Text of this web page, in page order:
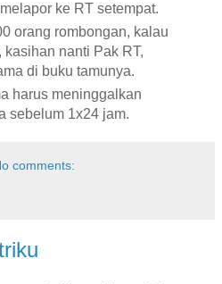
ke RT setempat.
orang rombongan, kalau
kasihan nanti Pak RT,
di buku tamunya.
harus meninggalkan
sebelum 1x24 jam.
comments: